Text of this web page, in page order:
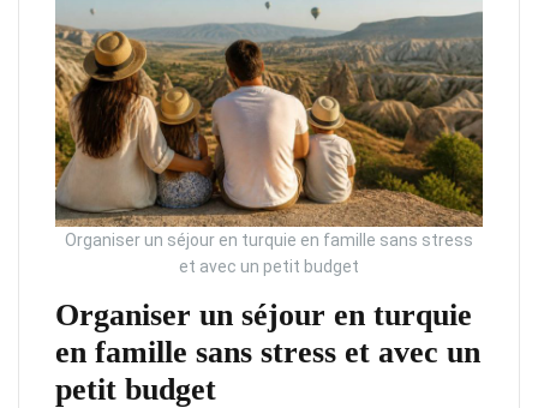
Organiser un séjour en turquie en famille sans stress
et avec un petit budget
Organiser un séjour en turquie
en famille sans stress et avec un
petit budget